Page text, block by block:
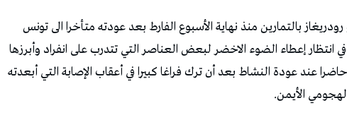
رودريغاز بالتمارين منذ نهاية الأسبوع الفارط بعد عودته متأخرا الى تونس
انتظار إعطاء الضوء الاخضر لبعض العناصر التي تتدرب على انفراد وأبرزها
عند عودة النشاط بعد أن ترك فراغا كبيرا في أعقاب الإصابة التي أبعدته
الأيمن.